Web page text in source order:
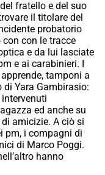
fratello e del suo
il titolare del
probatorio
con le tracce
e da lui lasciate
e ai carabinieri. I
tamponi a
di Yara Gambirasio:
ed anche su
amicizie. A ciò si
pm, i compagni di
di Marco Poggi.
hanno